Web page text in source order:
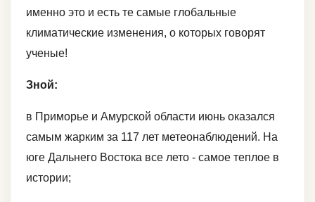
именно это и есть те самые глобальные
климатические изменения, о которых говорят
ученые!
Зной:
в Приморье и Амурской области июнь оказался
самым жарким за 117 лет метеонаблюдений. На
юге Дальнего Востока все лето - самое теплое в
истории;